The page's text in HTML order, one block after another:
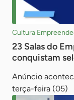
Cultura
23 Salas do
conquistam
Anúncio
terça-feira (05)